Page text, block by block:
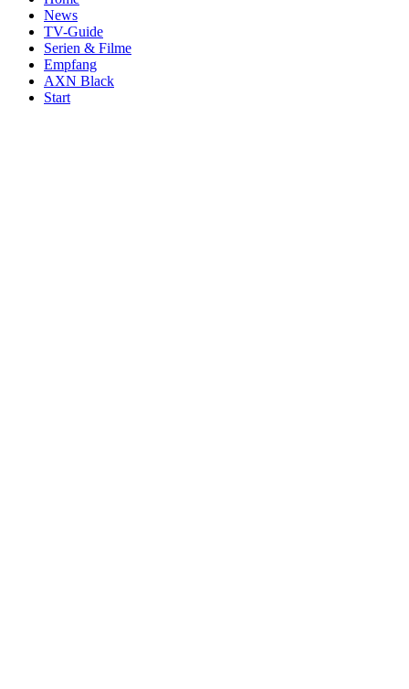
News
TV-Guide
Serien & Filme
Empfang
AXN Black
Start